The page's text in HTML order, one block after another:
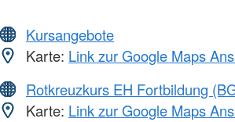
Kursangebote
Karte: Link zur Google Maps
Rotkreuzkurs EH Fortbildung
Karte: Link zur Google Maps